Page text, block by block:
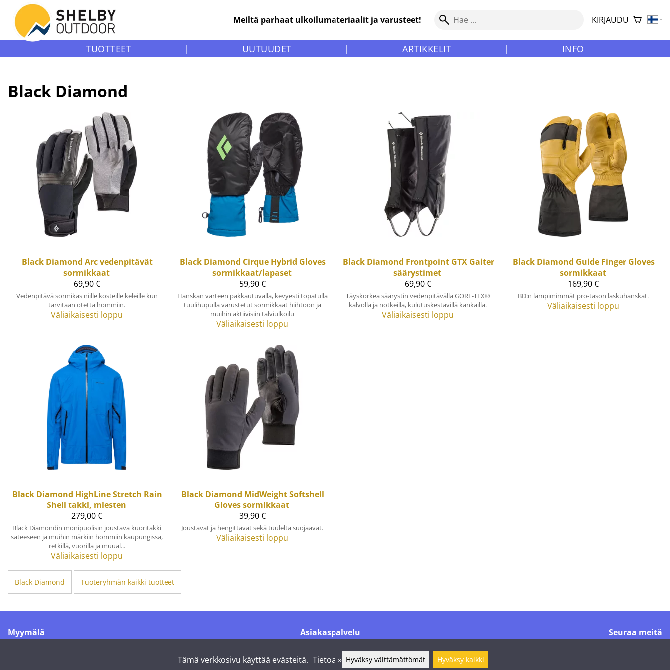
Meiltä parhaat ulkoilumateriaalit ja varusteet! KIRJAUDU
TUOTTEET | UUTUUDET | ARTIKKELIT | INFO
Black Diamond
Black Diamond Arc vedenpitävät
sormikkaat
69,90 €
Vedenpitävä sormikas niille kosteille keleille kun
tarvitaan otetta hommiin.
Väliaikaisesti loppu
Black Diamond Cirque Hybrid Gloves
sormikkaat/lapaset
59,90 €
Hanskan varteen pakkautuvalla, kevyesti topatulla
tuulihupulla varustetut sormikkaat hiihtoon ja
muihin aktiivisiin talviulkoilu
Väliaikaisesti loppu
Black Diamond Frontpoint GTX Gaiter
säärystimet
69,90 €
Täyskorkea säärystin vedenpitävällä GORE-TEX®
kalvolla ja notkeilla, kulutuskestävillä kankailla.
Väliaikaisesti loppu
Black Diamond Guide Finger Gloves
sormikkaat
169,90 €
BD:n lämpimimmät pro-tason laskuhanskat.
Väliaikaisesti loppu
Black Diamond HighLine Stretch Rain
Shell takki, miesten
279,00 €
Black Diamondin monipuolisin joustava kuoritakki
sateeseen ja muihin märkiin hommiin kaupungissa,
retkillä, vuorilla ja muual...
Väliaikaisesti loppu
Black Diamond MidWeight Softshell
Gloves sormikkaat
39,90 €
Joustavat ja hengittävät sekä tuulelta suojaavat.
Väliaikaisesti loppu
Black Diamond Tuoteryhmän kaikki tuotteet
Myymälä
Asiakaspalvelu
info@shelby.fi
Seuraa meitä
Tämä verkkosivu käyttää evästeitä. Tietoa » Hyväksy välttämättömät Hyväksy kaikki